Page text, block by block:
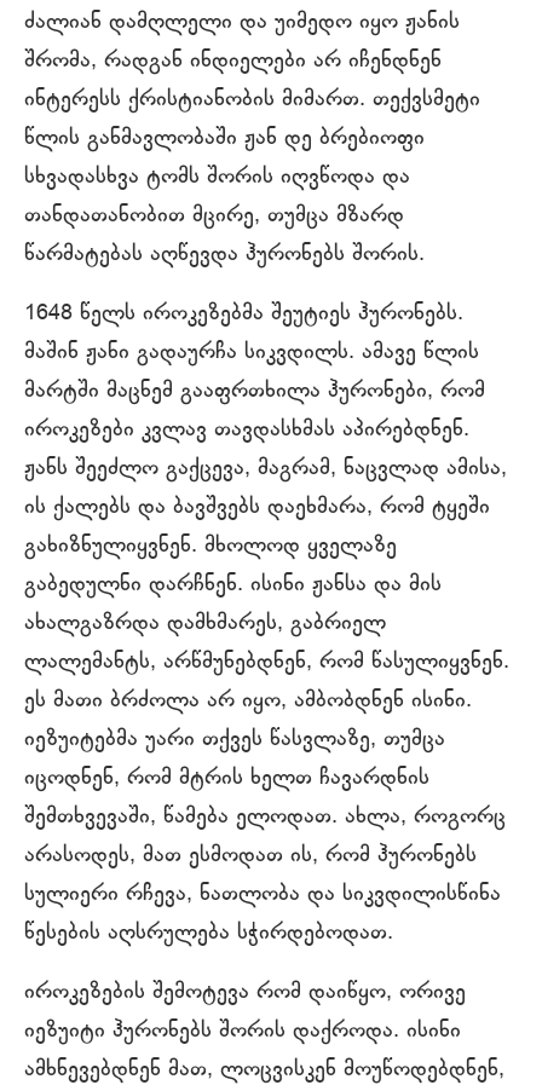
ძალიან დამღლელი და უიმედო იყო ჟანის
შრომა, რადგან ინდიელები არ იჩენდნენ
ინტერესს ქრისტიანობის მიმართ. თექვსმეტი
წლის განმავლობაში ჟან დე ბრებიოფი
სხვადასხვა ტომს შორის იღვწოდა და
თანდათანობით მცირე, თუმცა მზარდ
წარმატებას აღწევდა ჰურონებს შორის.
1648 წელს იროკეზებმა შეუტიეს ჰურონებს.
მაშინ ჟანი გადაურჩა სიკვდილს. ამავე წლის
მარტში მაცნემ გააფრთხილა ჰურონები, რომ
იროკეზები კვლავ თავდასხმას აპირებდნენ.
ჟანს შეეძლო გაქცევა, მაგრამ, ნაცვლად ამისა,
ის ქალებს და ბავშვებს დაეხმარა, რომ ტყეში
გახიზნულიყვნენ. მხოლოდ ყველაზე
გაბედულნი დარჩნენ. ისინი ჟანსა და მის
ახალგაზრდა დამხმარეს, გაბრიელ
ლალემანტს, არწმუნებდნენ, რომ წასულიყვნენ.
ეს მათი ბრძოლა არ იყო, ამბობდნენ ისინი.
იეზუიტებმა უარი თქვეს წასვლაზე, თუმცა
იცოდნენ, რომ მტრის ხელთ ჩავარდნის
შემთხვევაში, წამება ელოდათ. ახლა, როგორც
არასოდეს, მათ ესმოდათ ის, რომ ჰურონებს
სულიერი რჩევა, ნათლობა და სიკვდილისწინა
წესების აღსრულება სჭირდებოდათ.
იროკეზების შემოტევა რომ დაიწყო, ორივე
იეზუიტი ჰურონებს შორის დაქროდა. ისინი
ამხნევებდნენ მათ, ლოცვისკენ მოუწოდებდნენ,